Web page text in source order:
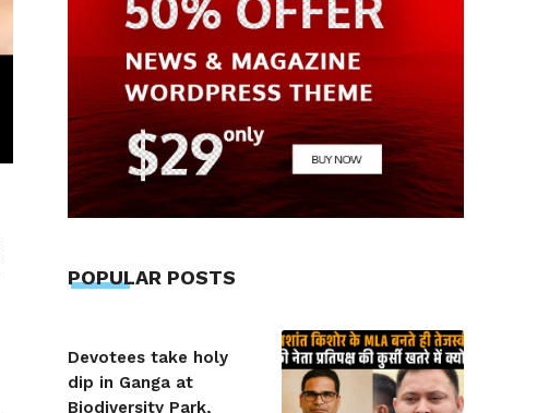
POPULAR POSTS
Devotees take holy
dip in Ganga at
Biodiversity Park,